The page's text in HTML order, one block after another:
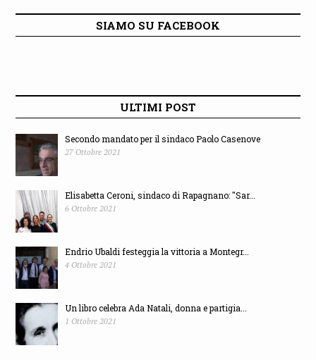
SIAMO SU FACEBOOK
ULTIMI POST
Secondo mandato per il sindaco Paolo Casenove
27 Ottobre 2021
Elisabetta Ceroni, sindaco di Rapagnano: "Sar...
6 Ottobre 2021
Endrio Ubaldi festeggia la vittoria a Montegr...
4 Ottobre 2021
Un libro celebra Ada Natali, donna e partigia...
1 Ottobre 2021